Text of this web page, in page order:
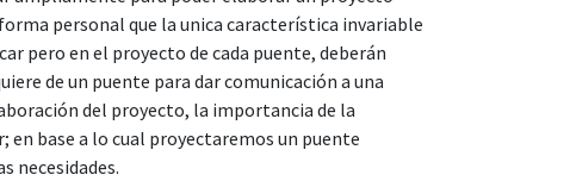
personal que la unica característica invariable
pero en el proyecto de cada puente, deberán
de un puente para dar comunicación a una
del proyecto, la importancia de la
en base a lo cual proyectaremos un puente
necesidades.